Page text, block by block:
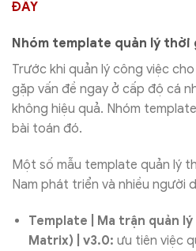
ĐÂY
Nhóm template quản lý thời
Trước khi quản lý công việc
gặp vấn đề ngay ở cấp độ cá
không hiệu quả. Nhóm
bài toán đó.
Một số mẫu template quản lý
Nam phát triển và nhiều người
Template | Ma trận quản
Matrix) | v3.0: ưu tiên việc